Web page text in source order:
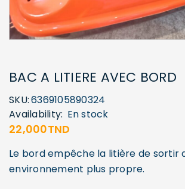
BAC A LITIERE AVEC BORD
SKU:6369105890324
Availability: En stock
22,000TND
Le bord empêche la litière de sortir
environnement plus propre.